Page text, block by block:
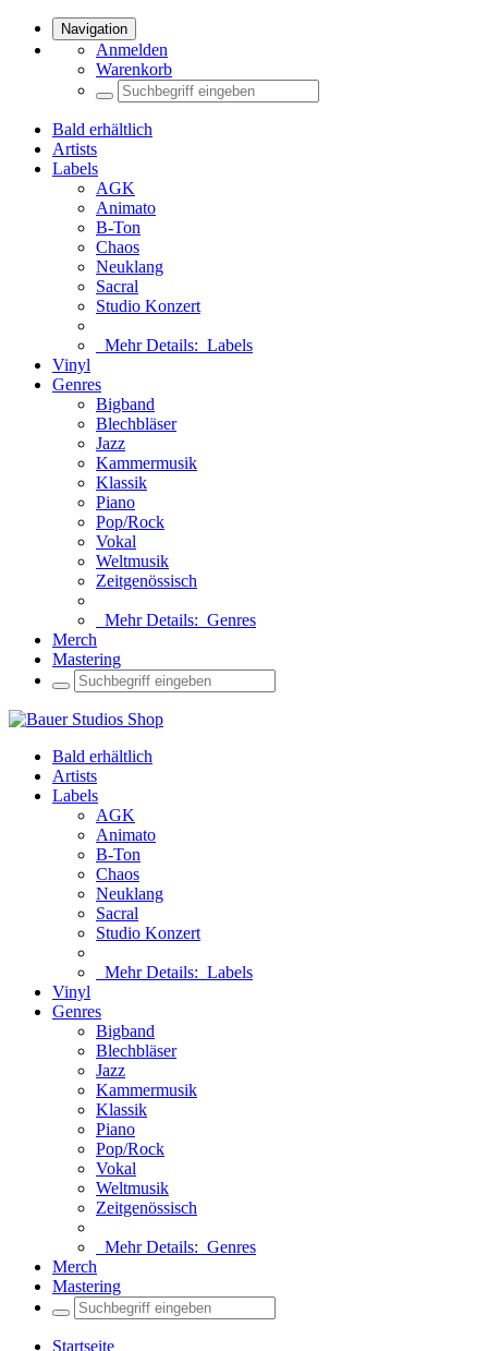
Navigation
Anmelden
Warenkorb
Bald erhältlich
Artists
Labels
AGK
Animato
B-Ton
Chaos
Neuklang
Sacral
Studio Konzert
Mehr Details: Labels
Vinyl
Genres
Bigband
Blechbläser
Jazz
Kammermusik
Klassik
Piano
Pop/Rock
Vokal
Weltmusik
Zeitgenössisch
Mehr Details: Genres
Merch
Mastering
Bald erhältlich
Artists
Labels
AGK
Animato
B-Ton
Chaos
Neuklang
Sacral
Studio Konzert
Mehr Details: Labels
Vinyl
Genres
Bigband
Blechbläser
Jazz
Kammermusik
Klassik
Piano
Pop/Rock
Vokal
Weltmusik
Zeitgenössisch
Mehr Details: Genres
Merch
Mastering
Startseite